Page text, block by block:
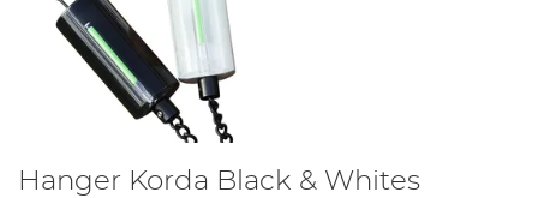
Hanger Korda Black & Whites